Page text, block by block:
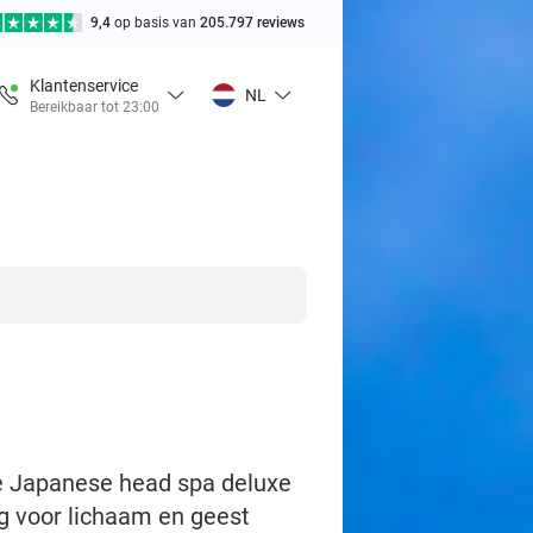
9,4 op basis van 205.797 reviews
Klantenservice
Bereikbaar tot 23:00
NL
head spa deluxe
voor lichaam en geest